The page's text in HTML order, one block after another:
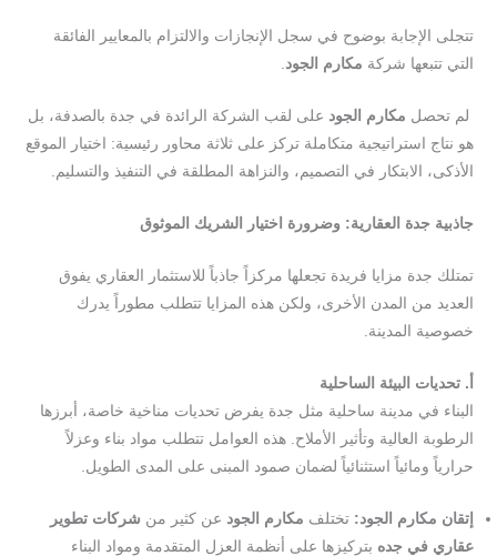
تتجلى الإجابة بوضوح في سجل الإنجازات والالتزام بالمعايير الفائقة
التي تتبعها شركة مكارم الجود.
لم تحصل مكارم الجود على لقب الشركة الرائدة في جدة بالصدفة، بل
هو نتاج استراتيجية متكاملة تركز على ثلاثة محاور رئيسية: اختيار الموقع
الأذكى، الابتكار في التصميم، والنزاهة المطلقة في التنفيذ والتسليم.
جاذبية جدة العقارية: وضرورة اختيار الشريك الموثوق
تمتلك جدة مزايا فريدة تجعلها مركزاً جاذباً للاستثمار العقاري يفوق
العديد من المدن الأخرى، ولكن هذه المزايا تتطلب مطوراً يدرك
خصوصية المدينة.
أ. تحديات البيئة الساحلية
البناء في مدينة ساحلية مثل جدة يفرض تحديات مناخية خاصة، أبرزها
الرطوبة العالية وتأثير الأملاح. هذه العوامل تتطلب مواد بناء وعزلاً
حرارياً ومائياً استثنائياً لضمان صمود المبنى على المدى الطويل.
إتقان مكارم الجود: تختلف مكارم الجود عن كثير من شركات تطوير
عقاري في جده بتركيزها على أنظمة العزل المتقدمة ومواد البناء